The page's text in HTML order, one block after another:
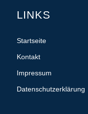
LINKS
Startseite
Kontakt
Impressum
Datenschutzerklärung